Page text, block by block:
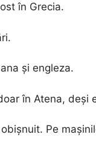
în Grecia.
și engleza.
în Atena, deși
Pe